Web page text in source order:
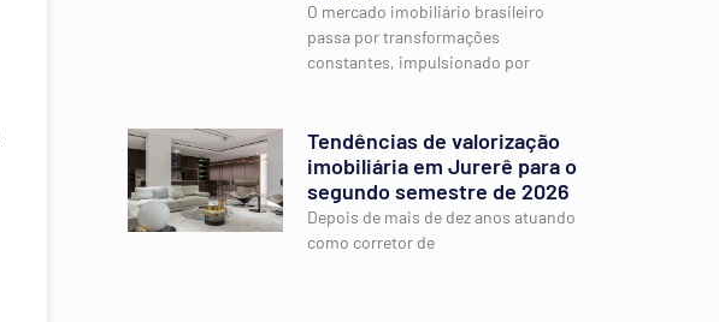
O mercado imobiliário brasileiro
passa por transformações
constantes, impulsionado por
Tendências de valorização
imobiliária em Jurerê para o
segundo semestre de 2026
Depois de mais de dez anos atuando
como corretor de